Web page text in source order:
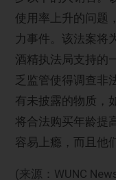
使用率上升的问题
力事件。该法案将
酒精执法局支持的
乏监管使得调查非
有未披露的物质，
将合法购买年龄提
容易上瘾，而且他
(来源：WUNC